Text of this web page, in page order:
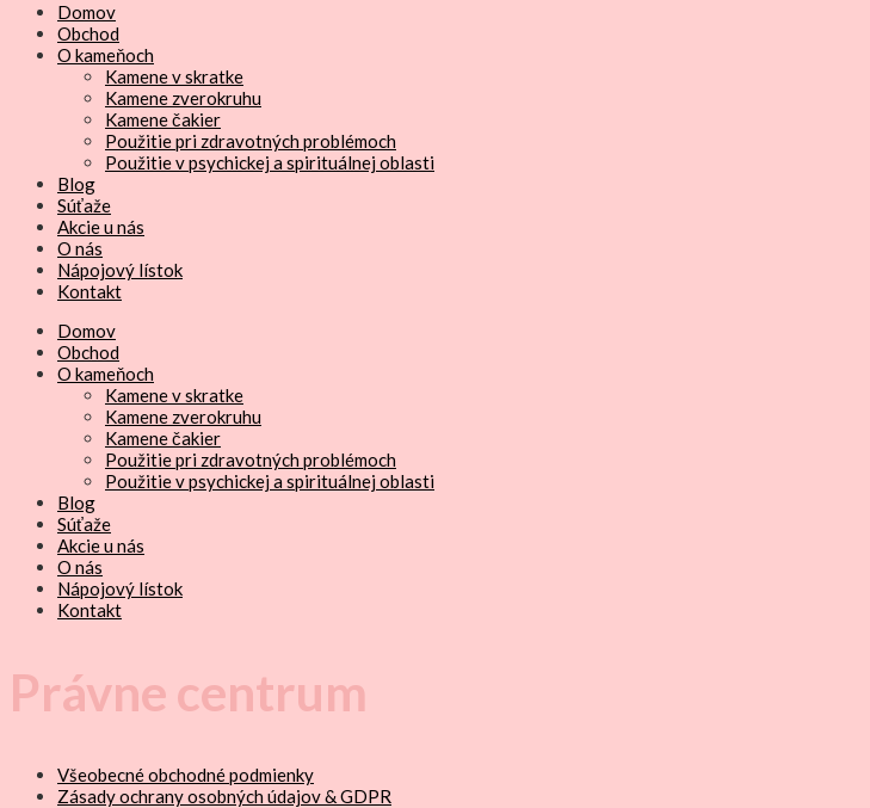
Domov
Obchod
O kameňoch
Kamene v skratke
Kamene zverokruhu
Kamene čakier
Použitie pri zdravotných problémoch
Použitie v psychickej a spirituálnej oblasti
Blog
Súťaže
Akcie u nás
O nás
Nápojový lístok
Kontakt
Domov
Obchod
O kameňoch
Kamene v skratke
Kamene zverokruhu
Kamene čakier
Použitie pri zdravotných problémoch
Použitie v psychickej a spirituálnej oblasti
Blog
Súťaže
Akcie u nás
O nás
Nápojový lístok
Kontakt
Právne centrum
Všeobecné obchodné podmienky
Zásady ochrany osobných údajov & GDPR